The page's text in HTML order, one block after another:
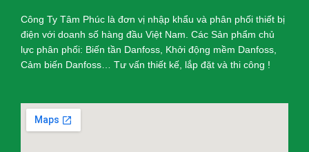
Công Ty Tâm Phúc là đơn vị nhập khẩu và phân phối thiết bị
điện với doanh số hàng đầu Việt Nam. Các Sản phẩm chủ
lực phân phối: Biến tần Danfoss, Khởi động mềm Danfoss,
Cảm biến Danfoss… Tư vấn thiết kế, lắp đặt và thi công !